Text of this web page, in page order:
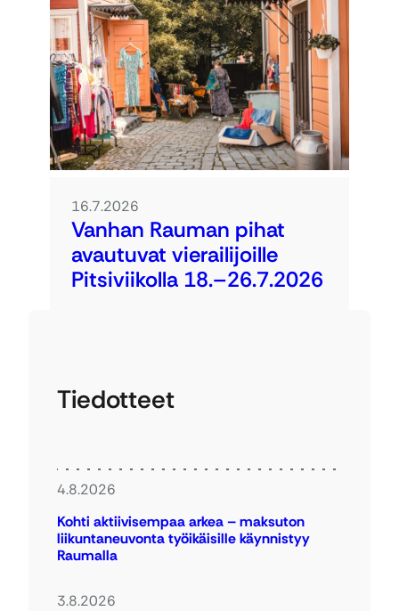
16.7.2026
Vanhan Rauman pihat
avautuvat vierailijoille
Pitsiviikolla 18.–26.7.2026
Tiedotteet
4.8.2026
Kohti aktiivisempaa arkea – maksuton
liikuntaneuvonta työikäisille käynnistyy
Raumalla
3.8.2026